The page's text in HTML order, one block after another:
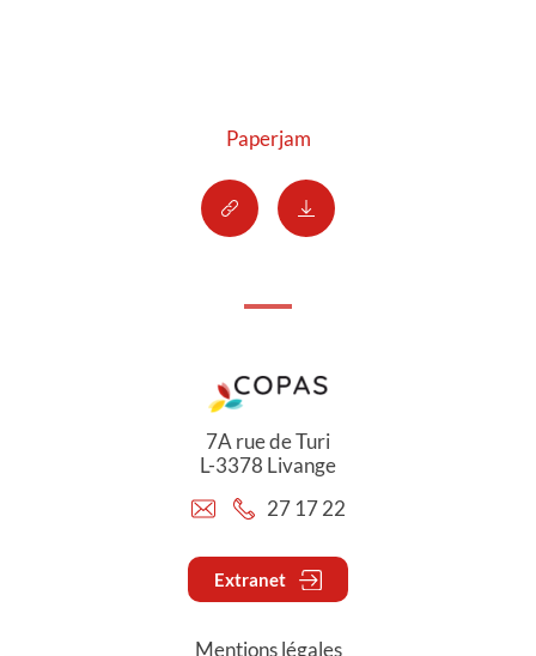
Paperjam
7A rue de Turi
L-3378 Livange
27 17 22
Extranet
Mentions légales